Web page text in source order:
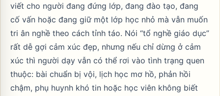
viết cho người đang đứng lớp, đang đào tạo, đang
cố vấn hoặc đang giữ một lớp học nhỏ mà vẫn muốn
tri ân nghề theo cách tỉnh táo. Nói “tổ nghề giáo dục”
rất dễ gợi cảm xúc đẹp, nhưng nếu chỉ dừng ở cảm
xúc thì người dạy vẫn có thể rơi vào tình trạng quen
thuộc: bài chuẩn bị vội, lịch học mơ hồ, phản hồi
chậm, phụ huynh khó tin hoặc học viên không biết